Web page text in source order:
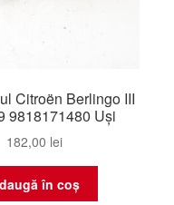
Citroën Berlingo III
9818171480 Uși
182,00 lei
în coș